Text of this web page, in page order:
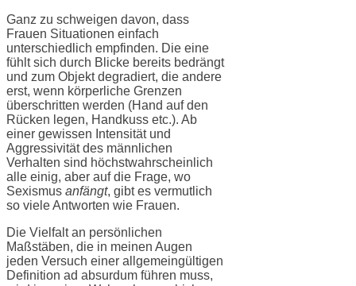
Ganz zu schweigen davon, dass
Frauen Situationen einfach
unterschiedlich empfinden. Die eine
fühlt sich durch Blicke bereits bedrängt
und zum Objekt degradiert, die andere
erst, wenn körperliche Grenzen
überschritten werden (Hand auf den
Rücken legen, Handkuss etc.). Ab
einer gewissen Intensität und
Aggressivität des männlichen
Verhalten sind höchstwahrscheinlich
alle einig, aber auf die Frage, wo
Sexismus anfängt, gibt es vermutlich
so viele Antworten wie Frauen.
Die Vielfalt an persönlichen
Maßstäben, die in meinen Augen
jeden Versuch einer allgemeingültigen
Definition ad absurdum führen muss,